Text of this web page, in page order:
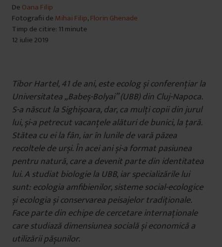
De Oana Filip
Fotografii de Mihai Filip,Florin Ghenade
Timp de citire: 11 minute
12 iulie 2019
Tibor Hartel, 41 de ani, este ecolog și conferențiar la
Universitatea „Babeș-Bolyai” (UBB) din Cluj-Napoca.
S-a născut la Sighișoara, dar, ca mulți copii din jurul
lui, și-a petrecut vacanțele alături de bunici, la țară.
Stătea cu ei la fân, iar în lunile de vară păzea
recoltele de urși. În acei ani și-a format pasiunea
pentru natură, care a devenit parte din identitatea
lui. A studiat biologie la UBB, iar specializările lui
sunt: ecologia amfibienilor, sisteme social-ecologice
și ecologia și conservarea peisajelor tradiționale.
Face parte din echipe de cercetare internaționale
care studiază dimensiunea socială și economică a
utilizării pășunilor.